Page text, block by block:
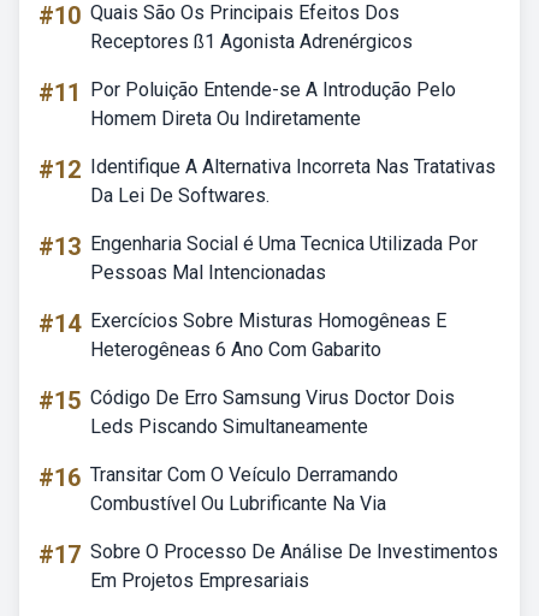
#10 Quais São Os Principais Efeitos Dos
Receptores ß1 Agonista Adrenérgicos
#11
Por Poluição Entende-se A Introdução Pelo
Homem Direta Ou Indiretamente
#12 Identifique A Alternativa Incorreta Nas Tratativas
Da Lei De Softwares.
#13 Engenharia Social é Uma Tecnica Utilizada Por
Pessoas Mal Intencionadas
#14 Exercícios Sobre Misturas Homogêneas E
Heterogêneas 6 Ano Com Gabarito
#15 Código De Erro Samsung Virus Doctor Dois
Leds Piscando Simultaneamente
#16 Transitar Com O Veículo Derramando
Combustível Ou Lubrificante Na Via
#17 Sobre O Processo De Análise De Investimentos
Em Projetos Empresariais